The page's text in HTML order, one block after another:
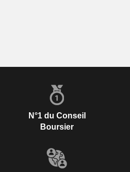
N°1 du Conseil
Boursier